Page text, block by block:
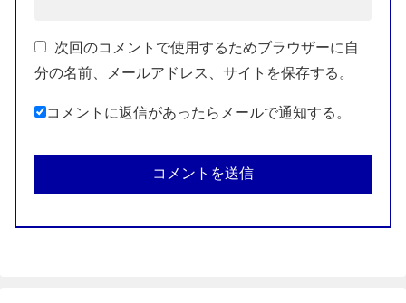
次回のコメントで使用するためブラウザーに自
分の名前、メールアドレス、サイトを保存する。
コメントに返信があったらメールで通知する。